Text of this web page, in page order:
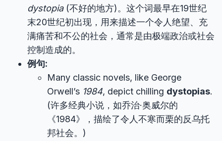
dystopia(不好的地方)。这个词最早在19世纪
末20世纪初出现，用来描述一个令人绝望、充
满痛苦和不公的社会，通常是由极端政治或社会
控制造成的。
例句:
Many classic novels, like George
Orwell’s 1984, depict chilling dystopias.
(许多经典小说，如乔治·奥威尔的
《1984》，描绘了令人不寒而栗的反乌托
邦社会。)